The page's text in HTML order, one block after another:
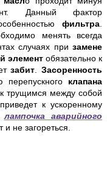
Данный фактор
фильтра
менять всегда
случаях призамене
элемент обязательно к
забит .Засоренность
клапана
трущимся между собой
к ускоренному
лампочка аварийного
и не загореться.